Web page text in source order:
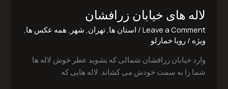
لاله های خیابان زرافشان‎
Leave a Comment
/ استان ها,تهران, شهر , همه عکس ها,
ویژه /رویا خمارلو
وارد خیابان زرافشان شمالی که بشوید عطر خوش لاله ها
شما را به سمت خودش می کشاند. لاله هایی که
خیابان
زرافشان‎